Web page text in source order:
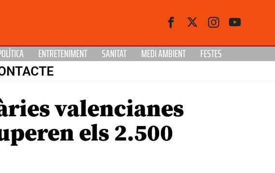
ENTRETENIMENT SANITAT MEDI AMBIENT FESTES
valencianes
els 2.500